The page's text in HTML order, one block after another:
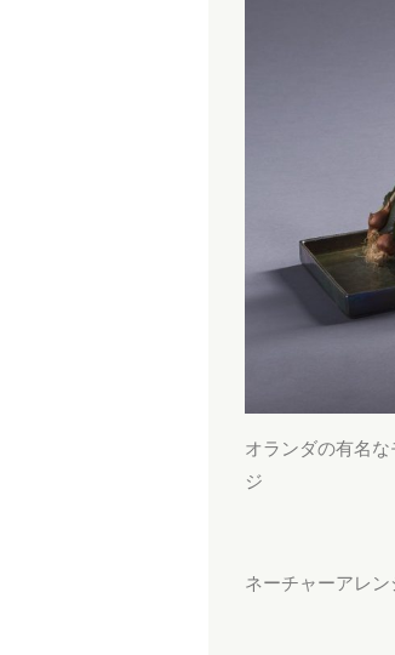
オランダの有名
ジ
ネーチャーアレ